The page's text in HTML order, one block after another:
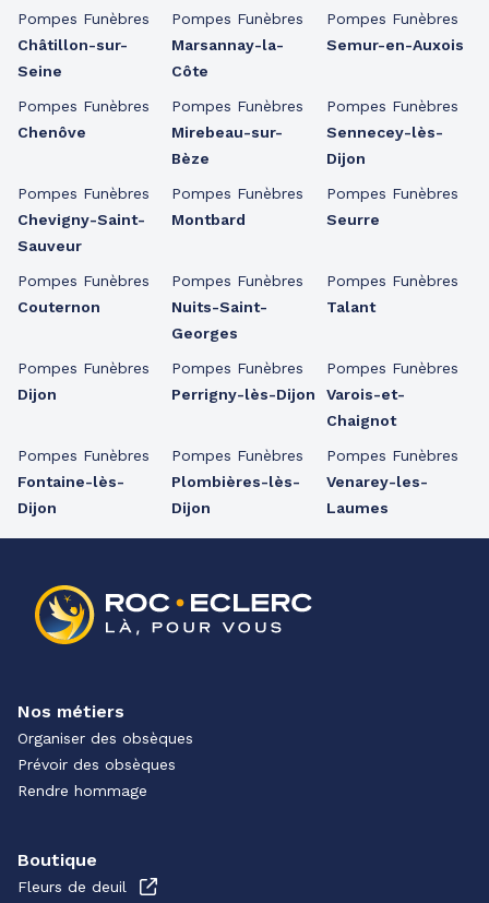
Pompes Funèbres
Châtillon-sur-
Seine
Pompes Funèbres
Chenôve
Pompes Funèbres
Chevigny-Saint-
Sauveur
Pompes Funèbres
Couternon
Pompes Funèbres
Dijon
Pompes Funèbres
Fontaine-lès-
Dijon
Pompes Funèbres
Marsannay-la-
Côte
Pompes Funèbres
Mirebeau-sur-
Bèze
Pompes Funèbres
Montbard
Pompes Funèbres
Nuits-Saint-
Georges
Pompes Funèbres
Perrigny-lès-Dijon
Pompes Funèbres
Plombières-lès-
Dijon
Pompes Funèbres
Semur-en-Auxois
Pompes Funèbres
Sennecey-lès-
Dijon
Pompes Funèbres
Seurre
Pompes Funèbres
Talant
Pompes Funèbres
Varois-et-
Chaignot
Pompes Funèbres
Venarey-les-
Laumes
Nos métiers
Organiser des obsèques
Prévoir des obsèques
Rendre hommage
Boutique
Fleurs de deuil